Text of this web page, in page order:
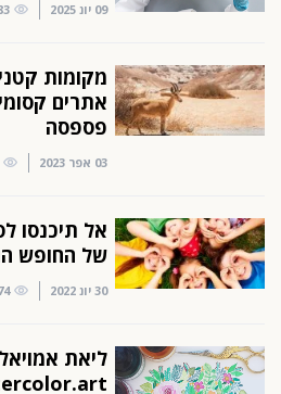
09 יונ 2025
אתרים
פספסה
03 אפר 2023
אל תיכנסו
של החופש
30 יונ 2022
ליאת